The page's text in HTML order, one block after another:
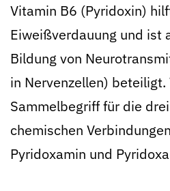
Vitamin B6 (Pyridoxin)
Eiweißverdauung und ist
Bildung von
in Nervenzellen)
Sammelbegriff für die
chemischen
Pyridoxamin und